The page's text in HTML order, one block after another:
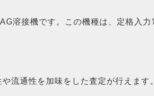
溶接機です。​この機種は、定格入
流通性を加味をした査定が行えます。